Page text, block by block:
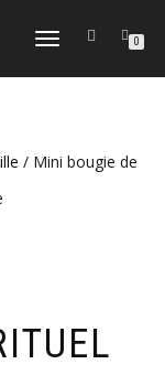
DÉPLIER
NAVIGATION
0
/ Mini bougie de